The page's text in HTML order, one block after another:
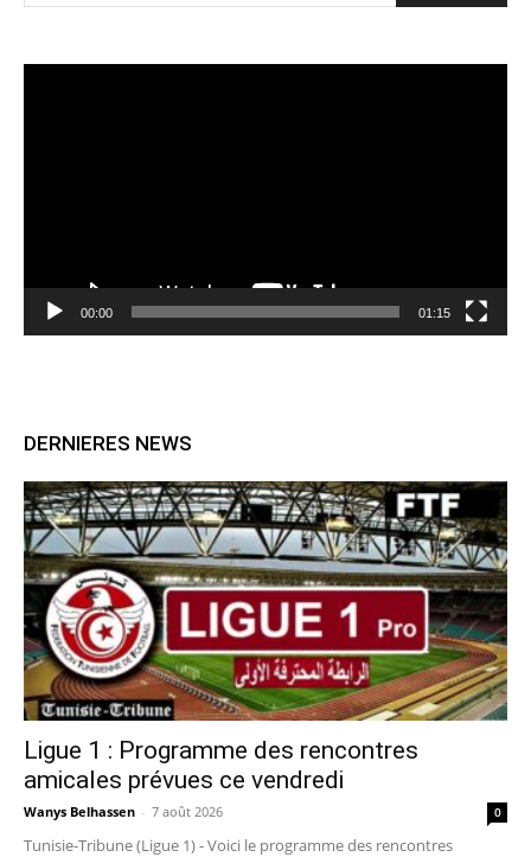
00:00 01:15
DERNIERES NEWS
Ligue 1 : Programme des rencontres
amicales prévues ce vendredi
Wanys Belhassen - 7 août 2026 0
Tunisie-Tribune (Ligue 1) - Voici le programme des rencontres